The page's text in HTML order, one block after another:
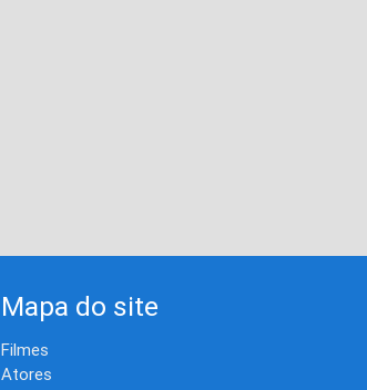
Mapa do site
Filmes
Atores